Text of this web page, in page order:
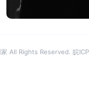
All Rights Reserved. 皖